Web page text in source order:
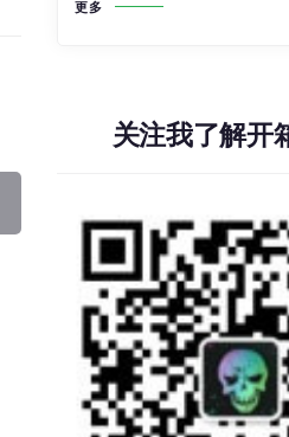
更多
关注我了解开